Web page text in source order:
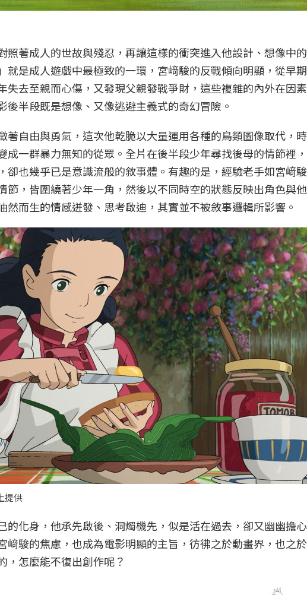
照著成人的世故與殘忍，再讓這樣的衝突進入他設計、想像中
就是成人遊戲中最極致的一環，宮﨑駿的反戰傾向明顯，從早
失去至親而心傷，又發現父親發戰爭財，這些複雜的內外在因
半段既是想像、又像逃避主義式的奇幻冒險。
自由與勇氣，這次他乾脆以大量運用各種的鳥類圖像取代，
成一群暴力無知的從眾。全片在後半段少年尋找後母的情節裡
卻也幾乎已是意識流般的敘事體。有趣的是，經驗老手如宮﨑
，皆圍繞著少年一角，然後以不同時空的狀態反映出角色與
而生的情感迸發、思考啟迪，其實並不被敘事邏輯所影響。
提供
的化身，他承先啟後、洞燭機先，似是活在過去，卻又幽幽擔
﨑駿的焦慮，也成為電影明顯的主旨，彷彿之於動畫界，也之
，怎麼能不復出創作呢？